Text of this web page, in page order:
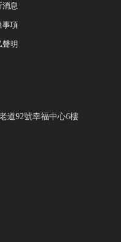
消息
事項
聲明
道92號幸福中心6樓